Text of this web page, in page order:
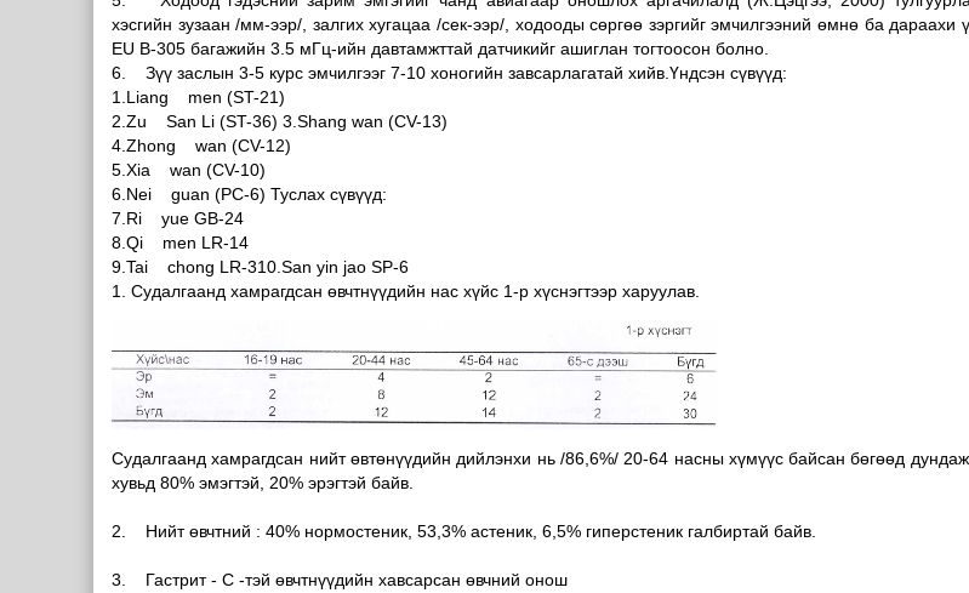
хэсгийн зузаан /мм-ээр/, залгих хугацаа /сек-ээр/, ходооды сөргөө зэргийг эмчилгээний өмнө ба дараахи
EU В-305 багажийн 3.5 мГц-ийн давтамжттай датчикийг ашиглан тогтоосон болно.
6. Зүү заслын 3-5 курс эмчилгээг 7-10 хоногийн завсарлагатай хийв.Үндсэн сүвүүд:
1.Liang men (ST-21)
2.Zu San Li (ST-36) 3.Shang wan (CV-13)
4.Zhong wan (CV-12)
5.Xia wan (CV-10)
6.Nei guan (PC-6) Туслах сүвүүд:
7.Ri yue GB-24
8.Qi men LR-14
9.Tai chong LR-310.San yin jao SP-6
1. Судалгаанд хамрагдсан өвчтнүүдийн нас хүйс 1-р хүснэгтээр харуулав.
Судалгаанд хамрагдсан нийт өвтөнүүдийн дийлэнхи нь /86,6%/ 20-64 насны хүмүүс байсан бөгөөд
хувьд 80% эмэгтэй, 20% эрэгтэй байв.
2. Нийт өвчтний : 40% нормостеник, 53,3% астеник, 6,5% гиперстеник галбиртай байв.
3. Гастрит - С -тэй өвчтнүүдийн хавсарсан өвчний онош